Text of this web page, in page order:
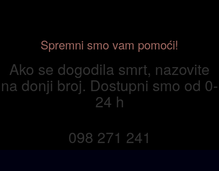
Spremni smo vam pomoći!
Ako se dogodila smrt, nazovite
na donji broj. Dostupni smo od 0-
24 h
098 271 241